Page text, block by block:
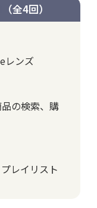
（全4回）
レンズ
の検索、購
レイリスト